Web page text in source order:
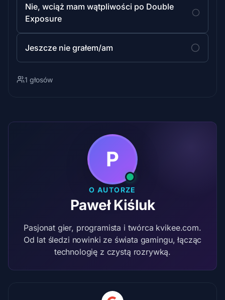
Nie, wciąż mam wątpliwości po Double
Exposure
Jeszcze nie grałem/am
1 głosów
P
O AUTORZE
Paweł Kiśluk
Pasjonat gier, programista i twórca kvikee.com.
Od lat śledzi nowinki ze świata gamingu, łącząc
technologię z czystą rozrywką.